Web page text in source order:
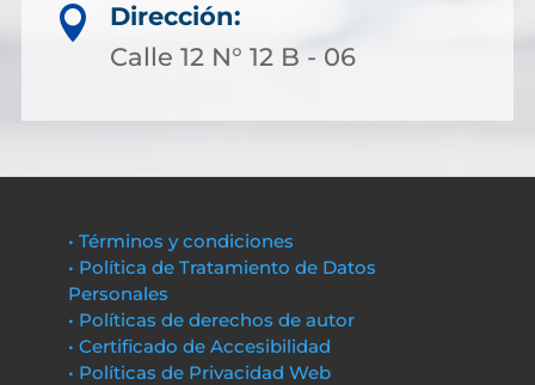

Dirección:
Calle 12 N° 12 B - 06
• Términos y condiciones
• Política de Tratamiento de Datos
Personales
• Políticas de derechos de autor
• Certificado de Accesibilidad
• Políticas de Privacidad Web